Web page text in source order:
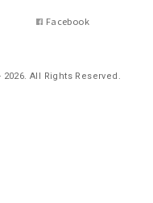
Facebook
2026.All Rights Reserved.